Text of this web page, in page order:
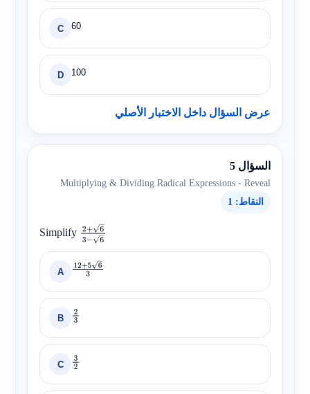
C 60
D 100
عرض السؤال داخل الاختبار الأصلي
السؤال 5
Multiplying & Dividing Radical Expressions - Reveal
النقاط: 1
Simplify 2+63
−6
A 12+563
B
2
C
3